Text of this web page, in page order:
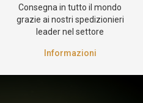
Consegna in tutto il mondo
grazie ai nostri spedizionieri
leader nel settore
Informazioni